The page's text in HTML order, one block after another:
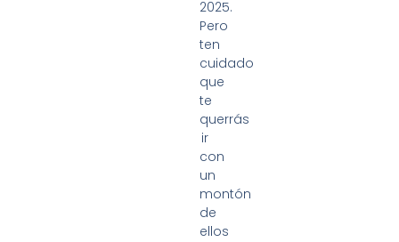
2025.
Pero
ten
cuidado
que
te
querrás
ir
con
un
montón
de
ellos